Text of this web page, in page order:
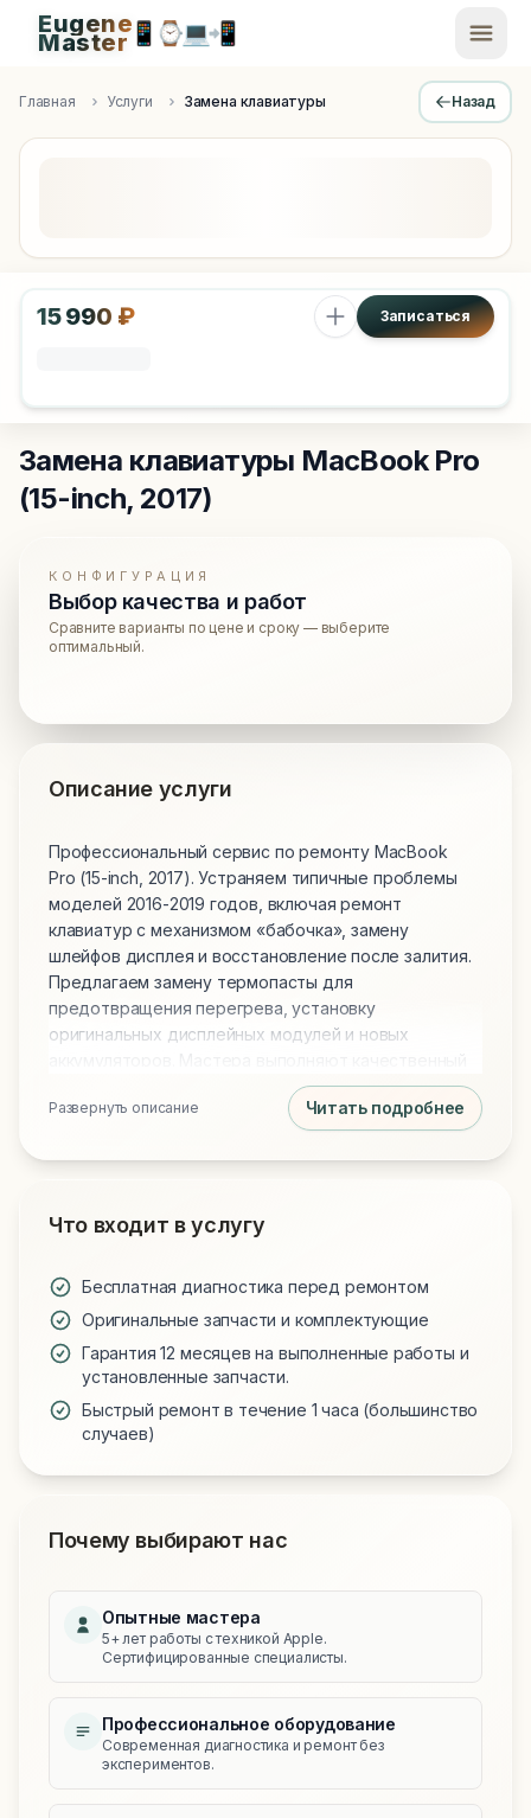
Apple Diagnostics & Engineering Authority in Saint
Eugene
Master📱 ⌚💻📲
Главная Услуги Замена клавиатуры Назад
15 990 ₽ Записаться
Замена клавиатуры MacBook Pro
(15-inch, 2017)
КОНФИГУРАЦИЯ
Выбор качества и работ
Сравните варианты по цене и сроку — выберите
оптимальный.
Описание услуги
Профессиональный сервис по ремонту MacBook
Pro (15-inch, 2017). Устраняем типичные проблемы
моделей 2016-2019 годов, включая ремонт
клавиатур с механизмом «бабочка», замену
шлейфов дисплея и восстановление после залития.
Предлагаем замену термопасты для
предотвращения перегрева, установку
оригинальных дисплейных модулей и новых
ремонт материнских плат любой сложности.
Текущая услуга: Замена клавиатуры.
Развернуть описание Читать подробнее
Что входит в услугу
Бесплатная диагностика перед ремонтом
Оригинальные запчасти и комплектующие
Гарантия 12 месяцев на выполненные работы и
установленные запчасти.
Быстрый ремонт в течение 1 часа (большинство
случаев)
Почему выбирают нас
Опытные мастера
5+ лет работы с техникой Apple.
Сертифицированные специалисты.
Профессиональное оборудование
Современная диагностика и ремонт без
экспериментов.